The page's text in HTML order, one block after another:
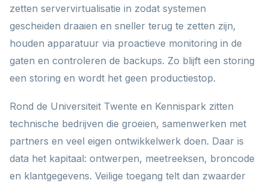
zetten servervirtualisatie in zodat systemen
gescheiden draaien en sneller terug te zetten zijn,
houden apparatuur via proactieve monitoring in de
gaten en controleren de backups. Zo blijft een storing
een storing en wordt het geen productiestop.
Rond de Universiteit Twente en Kennispark zitten
technische bedrijven die groeien, samenwerken met
partners en veel eigen ontwikkelwerk doen. Daar is
data het kapitaal: ontwerpen, meetreeksen, broncode
en klantgegevens. Veilige toegang telt dan zwaarder